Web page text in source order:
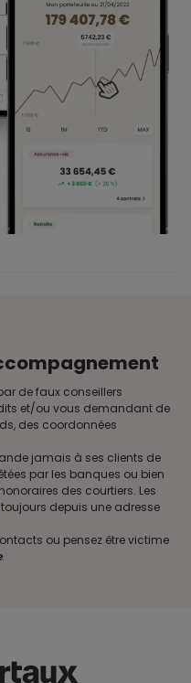
de faux conseillers
et/ou vous demandant de
des coordonnées
jamais à ses clients de
par les banques ou bien
des courtiers. Les
depuis une adresse
ou pensez être victime
.